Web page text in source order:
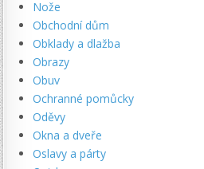
Nože
Obchodní dům
Obklady a dlažba
Obrazy
Obuv
Ochranné pomůcky
Oděvy
Okna a dveře
Oslavy a párty